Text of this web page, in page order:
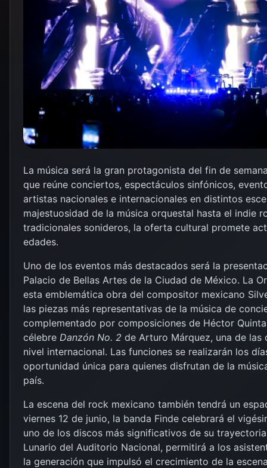
La música será la gran protagonista del fin de
que reúne conciertos, espectáculos sinfónicos,
artistas nacionales e internacionales en distintos
majestuosidad de la música orquestal hasta el indie
tradicionales sonideros, la oferta cultural promete
edades.
Uno de los eventos más destacados será la
Palacio de Bellas Artes de la Ciudad de México. La
esta emblemática obra del compositor mexicano
las piezas más representativas de la música de
complementado por composiciones de Héctor
célebre Danzón No. 2 de Arturo Márquez, una de las
nivel internacional. Las funciones se realizarán los
oportunidad única para quienes disfrutan de la
país.
La escena del rock mexicano también tendrá un
viernes 12 de junio, la banda Finde celebrará el
uno de los discos más significativos de su
Lunario del Auditorio Nacional, permitirá a los
la generación que impulsó el crecimiento de la